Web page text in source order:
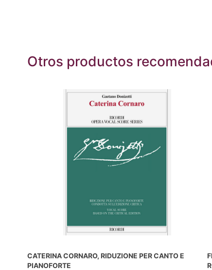
Otros productos
CATERINA CORNARO, RIDUZIONE PER CANTO E
PIANOFORTE